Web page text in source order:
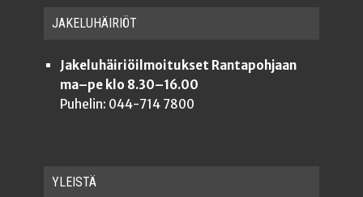
JAKE­LU­HÄI­RIÖT
Jakeluhäiriöilmoitukset Rantapohjaan
ma–pe klo 8.30–16.00
Puhelin: 044-714 7800
YLEISTÄ